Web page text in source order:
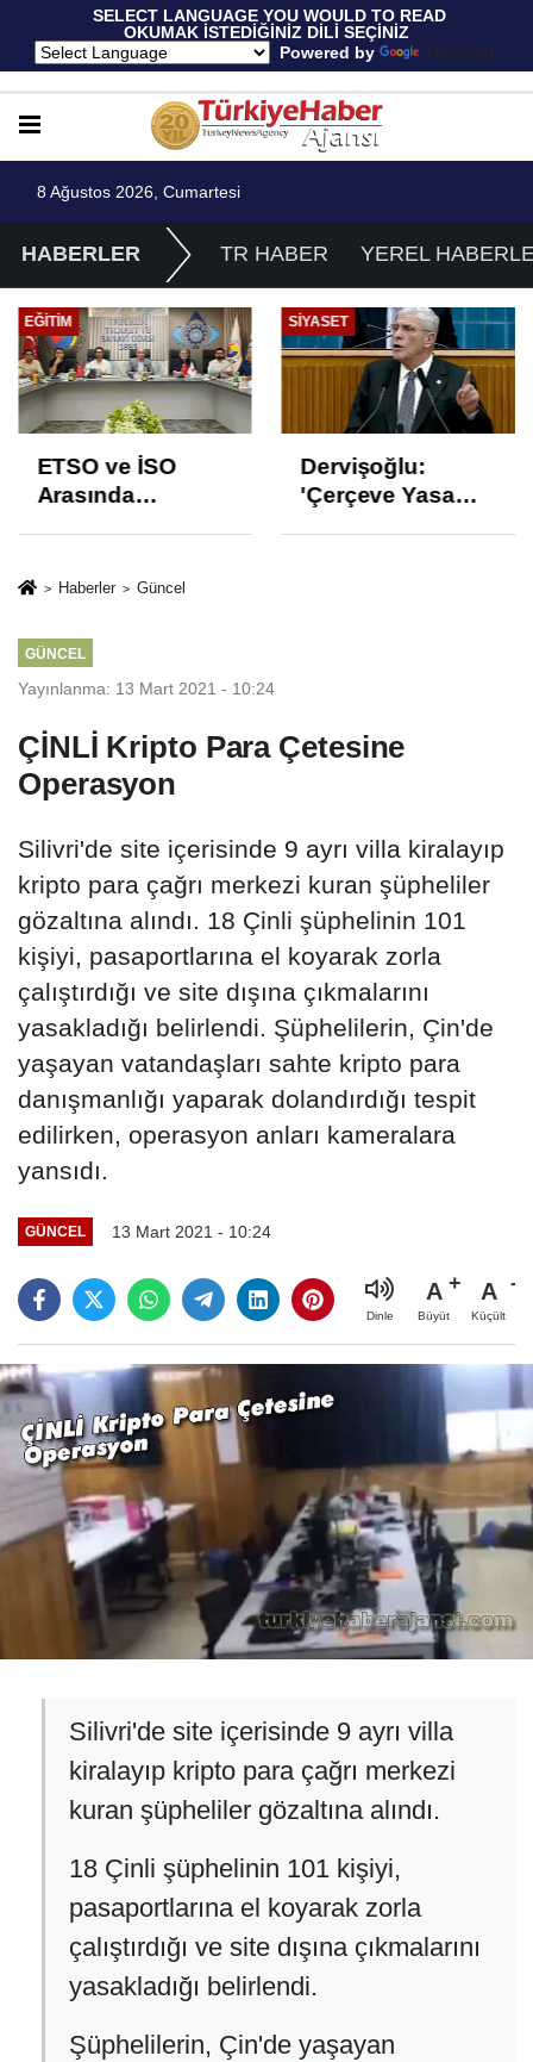
SELECT LANGUAGE YOU WOULD TO READ
OKUMAK İSTEDİĞİNİZ DİLİ SEÇİNİZ
Powered by
Translate
8 Ağustos 2026, Cumartesi
HABERLER TR HABER YEREL
EĞITIM
ETSO ve İSO
Arasında
Protokolü
SIYASET
Dervişoğlu:
'Çerçeve Yasa
Haberler Güncel
GÜNCEL
Yayınlanma: 13 Mart 2021 - 10:24
ÇİNLİ Kripto Para Çetesine
Operasyon
Silivri'de site içerisinde 9 ayrı villa kiralayıp
kripto para çağrı merkezi kuran şüpheliler
gözaltına alındı. 18 Çinli şüphelinin 101
kişiyi, pasaportlarına el koyarak zorla
çalıştırdığı ve site dışına çıkmalarını
yasakladığı belirlendi. Şüphelilerin, Çin'de
yaşayan vatandaşları sahte kripto para
danışmanlığı yaparak dolandırdığı tespit
edilirken, operasyon anları kameralara
yansıdı.
GÜNCEL 13 Mart 2021 - 10:24
Dinle
A
Büyüt
A
Küçült
Silivri'de site içerisinde 9 ayrı villa
kiralayıp kripto para çağrı merkezi
kuran şüpheliler gözaltına alındı.
18 Çinli şüphelinin 101 kişiyi,
pasaportlarına el koyarak zorla
çalıştırdığı ve site dışına çıkmalarını
yasakladığı belirlendi.
Şüphelilerin, Çin'de yaşayan